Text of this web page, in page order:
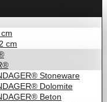
cm
Stoneware
Dolomite
Beton